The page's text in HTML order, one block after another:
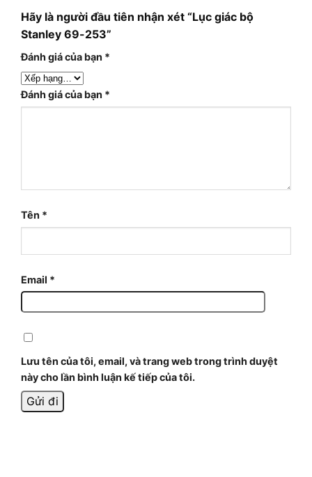
Hãy là người đầu tiên nhận xét “Lục giác bộ
Stanley 69-253”
Đánh giá của bạn *
Đánh giá của bạn *
Tên *
Email *
Lưu tên của tôi, email, và trang web trong trình duyệt
này cho lần bình luận kế tiếp của tôi.